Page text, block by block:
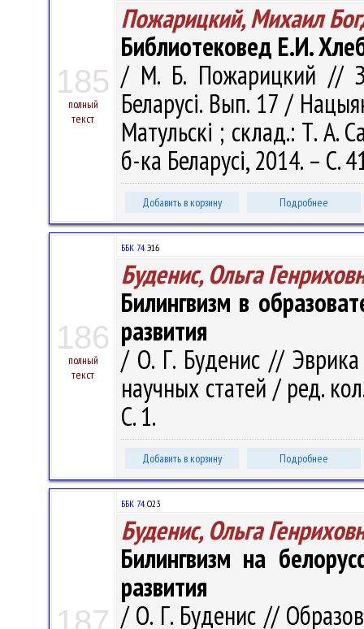
185
полный
текст
Пожарицкий, Михаил
Библиотековед Е.И.
/ М. Б. Пожарицкий //
Беларусі. Вып. 17 /
Матульскі ; склад.: Т. А.
б-ка Беларусі, 2014. – С.
Добавить в корзину Подробнее
186
полный
текст
ББК 74.Э16
Буденис, Ольга
Билингвизм в
развития
/ О. Г. Буденис //
научных статей / ред.
С. 1.
Добавить в корзину Подробнее
187
ББК 74.О23
Буденис, Ольга
Билингвизм на
развития
/ О. Г. Буденис //